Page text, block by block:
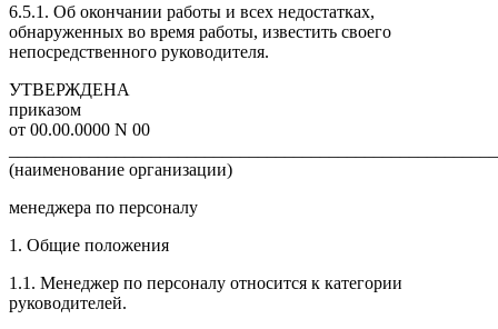
6.5.1. Об окончании работы и всех недостатках,
обнаруженных во время работы, известить своего
непосредственного руководителя.
УТВЕРЖДЕНА
приказом
от 00.00.0000 N 00
(наименование организации)
менеджера по персоналу
1. Общие положения
1.1. Менеджер по персоналу относится к категории
руководителей.